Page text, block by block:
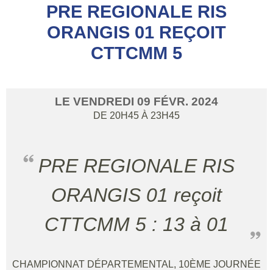
PRE REGIONALE RIS
ORANGIS 01 REÇOIT
CTTCMM 5
LE VENDREDI 09 FÉVR. 2024
DE 20H45 À 23H45
PRE REGIONALE RIS
ORANGIS 01 reçoit
CTTCMM 5 : 13 à 01
CHAMPIONNAT DÉPARTEMENTAL, 10ÈME JOURNÉE